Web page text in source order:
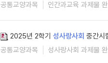
공통교양과목
인간과교육 과제물
2025년 2학기 성사랑사회 중간시
공통교양과목
성사랑사회 과제물